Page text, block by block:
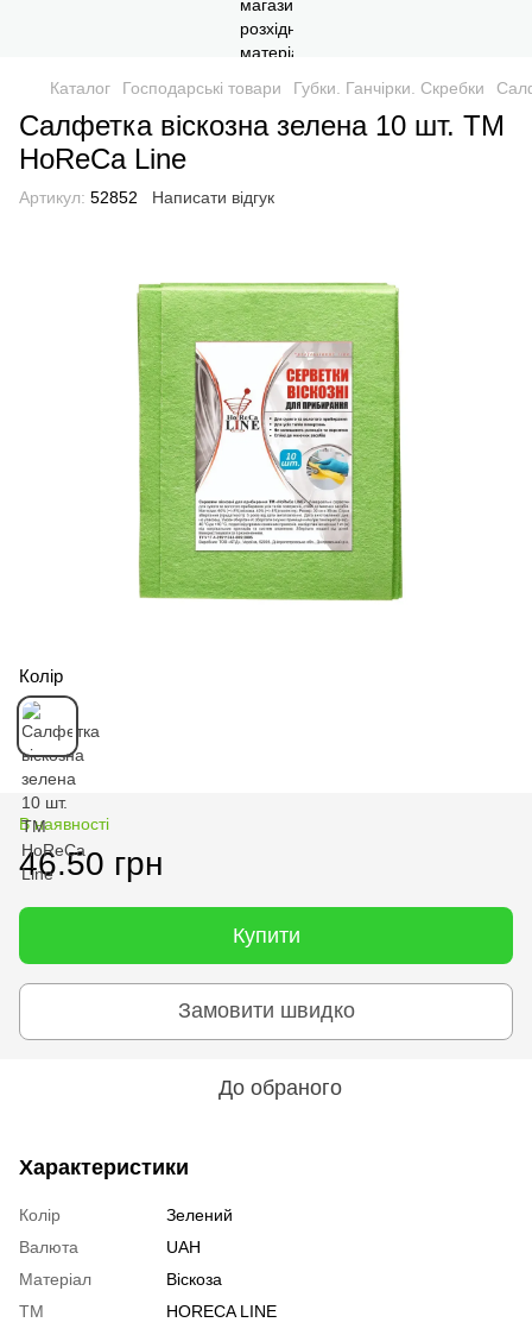
Каталог Господарські товари Губки. Ганчірки. Скребки
Салфетка віскозна зелена 10 шт. TM
HoReCa Line
Артикул: 52852 Написати відгук
Колір
В наявності
46.50 грн
Купити
Замовити швидко
До обраного
Характеристики
Колір
Зелений
Валюта
UAH
Матеріал
Віскоза
ТМ
HORECA LINE